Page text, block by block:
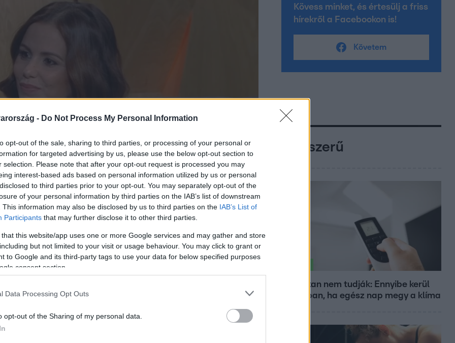
- Do Not Process My Personal Information
opt-out of the sale, sharing to third parties, or processing of your personal or
for targeted advertising by us, please use the below opt-out section to
selection. Please note that after your opt-out request is processed you may
interest-based ads based on personal information utilized by us or personal
to third parties prior to your opt-out. You may separately opt-out of the
of your personal information by third parties on the IAB’s list of downstream
This information may also be disclosed by us to third parties on the IAB’s List of
Participants that may further disclose it to other third parties.
that this website/app uses one or more Google services and may gather and store
but not limited to your visit or usage behaviour. You may click to grant or
to Google and its third-party tags to use your data for below specified purposes
consent section.
Data Processing Opt Outs
opt-out of the Sharing of my personal data.
Kövess minket, és értesülj a friss
hírekről a Facebookon is!
Követem
Népszerű
Ezt sokan nem tudják: Ennyibe kerül
valójában, ha egész nap megy a klíma